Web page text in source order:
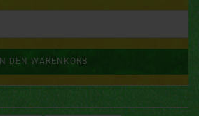
IN DEN WARENKORB